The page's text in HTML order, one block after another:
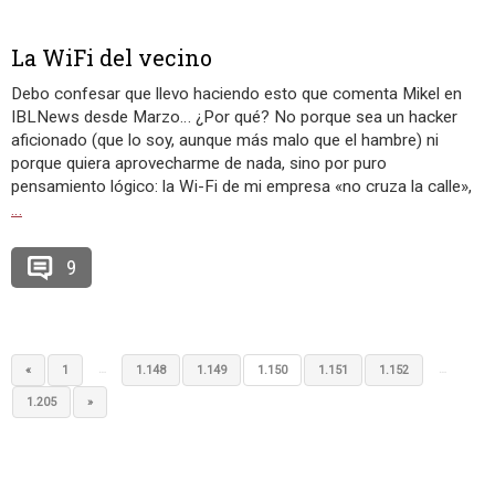
La WiFi del vecino
Debo confesar que llevo haciendo esto que comenta Mikel en
IBLNews desde Marzo… ¿Por qué? No porque sea un hacker
aficionado (que lo soy, aunque más malo que el hambre) ni
porque quiera aprovecharme de nada, sino por puro
pensamiento lógico: la Wi-Fi de mi empresa «no cruza la calle»,
…
9
« 1 … 1.148 1.149 1.150 1.151 1.152 …
1.205 »